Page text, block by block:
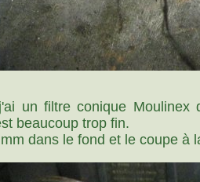
un filtre conique
beaucoup trop fin.
dans le fond et le coupe à